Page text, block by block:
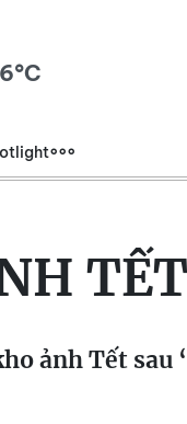
TẾT
ảnh Tết sau